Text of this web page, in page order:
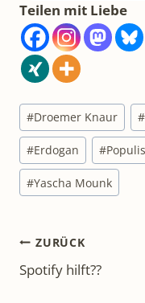
Teilen mit Liebe
Schlagworte:
#Droemer Knaur #
#Erdogan #
#Yascha Mounk
ZURÜCK
Spotify hilft??